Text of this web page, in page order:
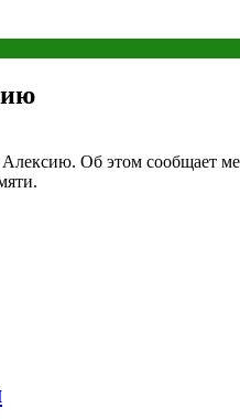
Об этом сообщает